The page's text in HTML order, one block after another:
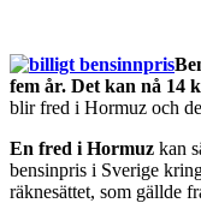
fem år. Det kan nå 14
blir fred i Hormuz och
En fred i Hormuz kan
bensinpris i Sverige
räknesättet, som gällde